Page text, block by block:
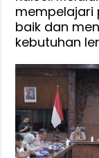
mempelajari
baik dan
kebutuhan